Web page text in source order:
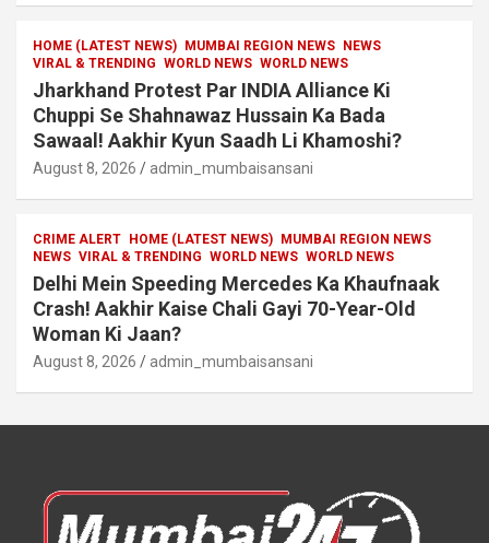
HOME (LATEST NEWS) MUMBAI REGION NEWS NEWS
VIRAL & TRENDING WORLD NEWS WORLD NEWS
Jharkhand Protest Par INDIA Alliance Ki
Chuppi Se Shahnawaz Hussain Ka Bada
Sawaal! Aakhir Kyun Saadh Li Khamoshi?
August 8, 2026 admin_mumbaisansani
CRIME ALERT HOME (LATEST NEWS) MUMBAI REGION NEWS
NEWS VIRAL & TRENDING WORLD NEWS WORLD NEWS
Delhi Mein Speeding Mercedes Ka Khaufnaak
Crash! Aakhir Kaise Chali Gayi 70-Year-Old
Woman Ki Jaan?
August 8, 2026 admin_mumbaisansani